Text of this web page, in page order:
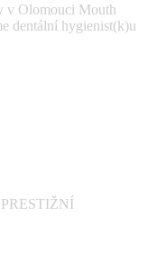
v Olomouci Mouth
dentální hygienist(k)u